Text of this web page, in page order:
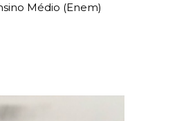
Médio (Enem)